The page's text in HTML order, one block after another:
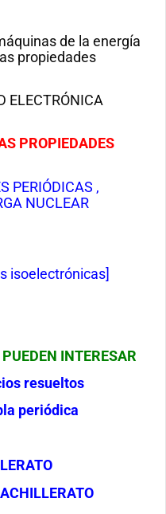
de la energía
propiedades
ELECTRÓNICA
PROPIEDADES
PERIÓDICAS ,
NUCLEAR
isoelectrónicas]
INTERESAR
resueltos
periódica